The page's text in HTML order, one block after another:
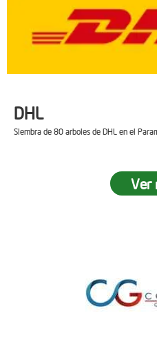
DHL
Siembra de 80 arboles de DHL en el
Ver